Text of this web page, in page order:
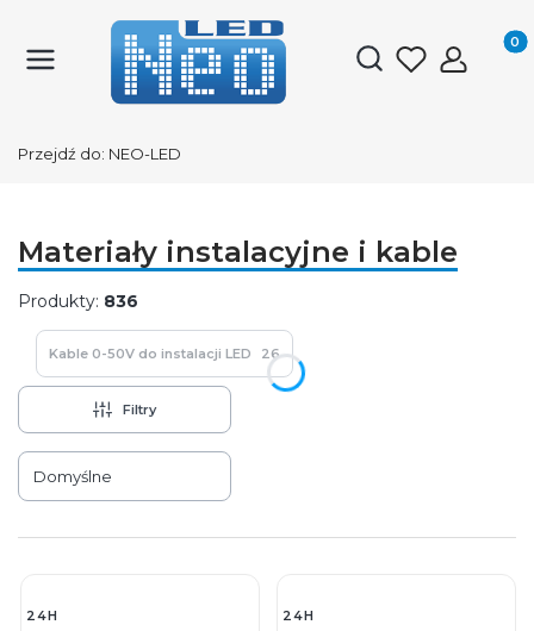
Otwórz
Przejdź do: NEO-LED
Materiały instalacyjne i kable
Produkty: 836
Kable 0-50V do instalacji LED 26
Filtry
Lista produktów
Domyślne
24H 24H